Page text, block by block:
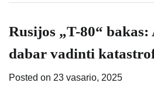
Rusijos „T-80“
dabar vadinti
Posted on 23 vasario, 2025